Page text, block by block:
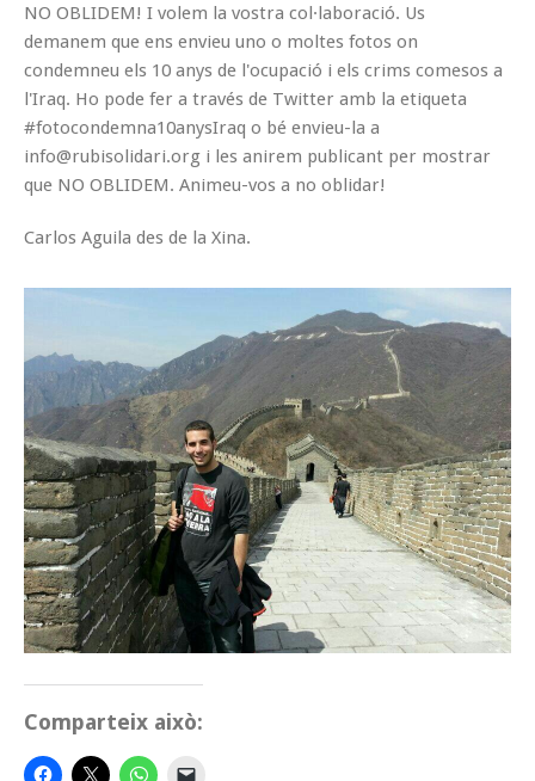
NO OBLIDEM! I volem la vostra col·laboració. Us
demanem que ens envieu uno o moltes fotos on
condemneu els 10 anys de l'ocupació i els crims comesos a
l'Iraq. Ho pode fer a través de Twitter amb la etiqueta
#fotocondemna10anysIraq o bé envieu-la a
info@rubisolidari.org i les anirem publicant per mostrar
que NO OBLIDEM. Animeu-vos a no oblidar!
Carlos Aguila des de la Xina.
Comparteix això: